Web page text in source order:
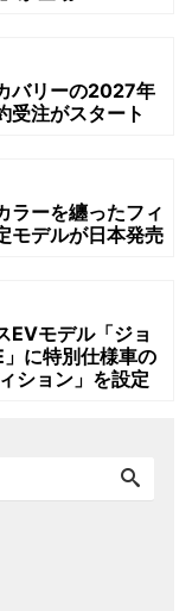
バリーの2027年
受注がスタート
ラーを纏ったフィ
モデルが日本発売
EVモデル「ジョ
に特別仕様車の
ション」を設定